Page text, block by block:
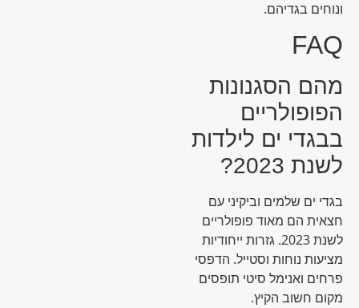
ונוחים בגדיהם.
FAQ
מהם הסגנונות
הפופולריים
בבגדי ים לילדות
לשנת 2023?
בגדי ים שלמים וביקיני עם
חצאית הם מאוד פופולריים
לשנת 2023. גזרות ייחודיות
מציעות נוחות וסטייל. הדפסי
פרחים ואנימל סיטי תופסים
מקום חשוב הקיץ.